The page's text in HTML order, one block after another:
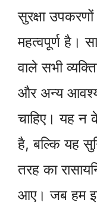
सुरक्षा
महत्वपूर्ण है।
वाले सभी
और अन्य
चाहिए। यह न
है, बल्कि यह
तरह का
आए। जब हम